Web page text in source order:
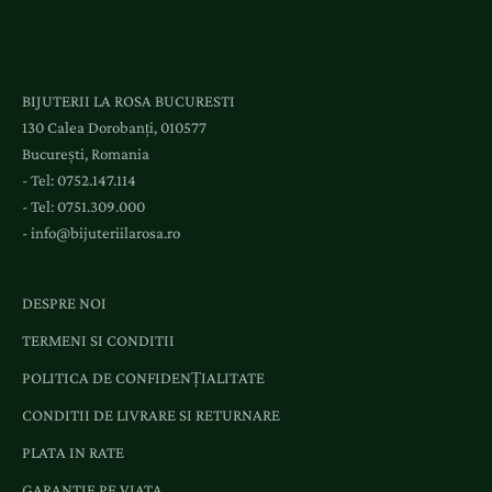
BIJUTERII LA ROSA BUCURESTI
130 Calea Dorobanți, 010577
București, Romania
- Tel:0752.147.114
- Tel:0751.309.000
-info@bijuteriilarosa.ro
DESPRE NOI
TERMENI SI CONDITII
POLITICA DE CONFIDENȚIALITATE
CONDITII DE LIVRARE SI RETURNARE
PLATA IN RATE